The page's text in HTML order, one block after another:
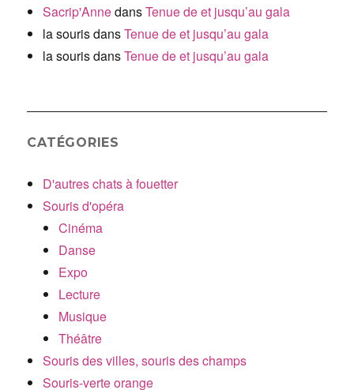
Sacrip'AnnedansTenue de et jusqu’au gala
la sourisdansTenue de et jusqu’au gala
la sourisdansTenue de et jusqu’au gala
CATÉGORIES
D'autres chats à fouetter
Souris d'opéra
Cinéma
Danse
Expo
Lecture
Musique
Théâtre
Souris des villes, souris des champs
Souris-verte orange